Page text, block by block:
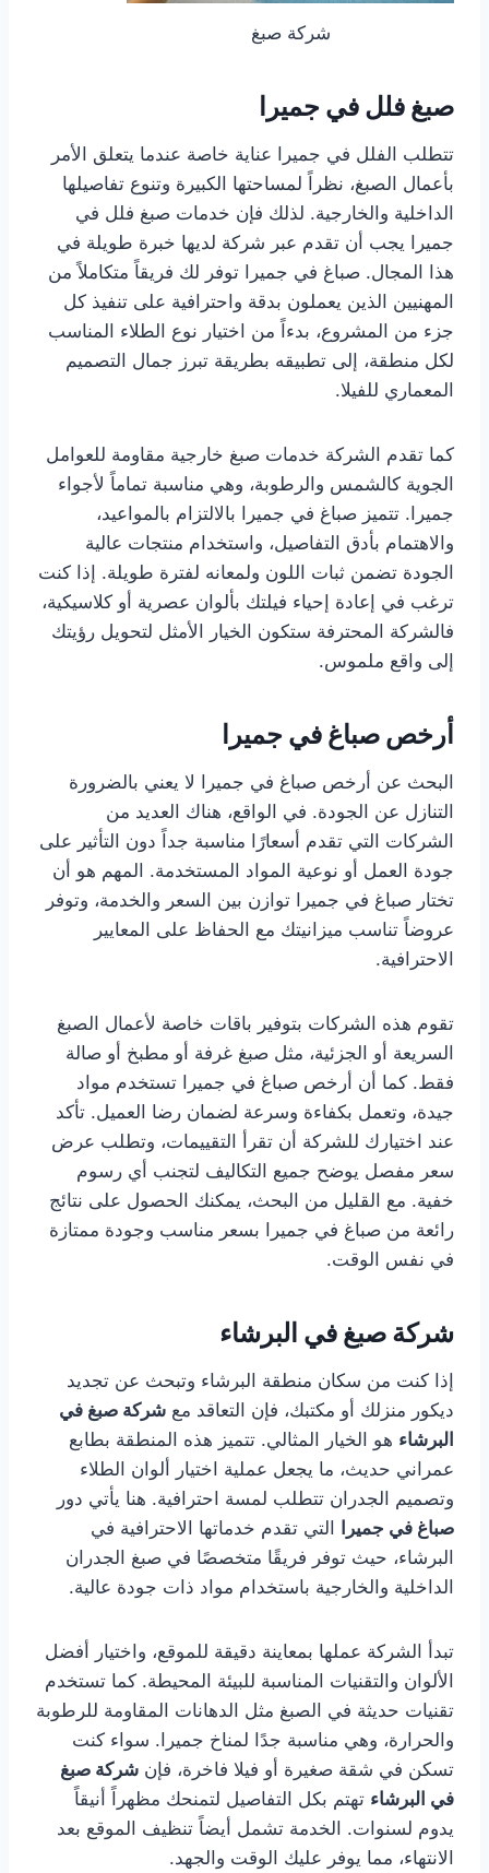
شركة صبغ
صبغ فلل في جميرا
تتطلب الفلل في جميرا عناية خاصة عندما يتعلق الأمر
بأعمال الصبغ، نظراً لمساحتها الكبيرة وتنوع تفاصيلها
الداخلية والخارجية. لذلك فإن خدمات صبغ فلل في
جميرا يجب أن تقدم عبر شركة لديها خبرة طويلة في
هذا المجال. صباغ في جميرا توفر لك فريقاً متكاملاً من
المهنيين الذين يعملون بدقة واحترافية على تنفيذ كل
جزء من المشروع، بدءاً من اختيار نوع الطلاء المناسب
لكل منطقة، إلى تطبيقه بطريقة تبرز جمال التصميم
المعماري للفيلا.
كما تقدم الشركة خدمات صبغ خارجية مقاومة للعوامل
الجوية كالشمس والرطوبة، وهي مناسبة تماماً لأجواء
جميرا. تتميز صباغ في جميرا بالالتزام بالمواعيد،
والاهتمام بأدق التفاصيل، واستخدام منتجات عالية
الجودة تضمن ثبات اللون ولمعانه لفترة طويلة. إذا كنت
ترغب في إعادة إحياء فيلتك بألوان عصرية أو كلاسيكية،
فالشركة المحترفة ستكون الخيار الأمثل لتحويل رؤيتك
إلى واقع ملموس.
أرخص صباغ في جميرا
البحث عن أرخص صباغ في جميرا لا يعني بالضرورة
التنازل عن الجودة. في الواقع، هناك العديد من
الشركات التي تقدم أسعارًا مناسبة جداً دون التأثير على
جودة العمل أو نوعية المواد المستخدمة. المهم هو أن
تختار صباغ في جميرا توازن بين السعر والخدمة، وتوفر
عروضاً تناسب ميزانيتك مع الحفاظ على المعايير
الاحترافية.
تقوم هذه الشركات بتوفير باقات خاصة لأعمال الصبغ
السريعة أو الجزئية، مثل صبغ غرفة أو مطبخ أو صالة
فقط. كما أن أرخص صباغ في جميرا تستخدم مواد
جيدة، وتعمل بكفاءة وسرعة لضمان رضا العميل. تأكد
عند اختيارك للشركة أن تقرأ التقييمات، وتطلب عرض
سعر مفصل يوضح جميع التكاليف لتجنب أي رسوم
خفية. مع القليل من البحث، يمكنك الحصول على نتائج
رائعة من صباغ في جميرا بسعر مناسب وجودة ممتازة
في نفس الوقت.
شركة صبغ في البرشاء
إذا كنت من سكان منطقة البرشاء وتبحث عن تجديد
ديكور منزلك أو مكتبك، فإن التعاقد مع شركة صبغ في
البرشاء هو الخيار المثالي. تتميز هذه المنطقة بطابع
عمراني حديث، ما يجعل عملية اختيار ألوان الطلاء
وتصميم الجدران تتطلب لمسة احترافية. هنا يأتي دور
صباغ في جميرا
التي تقدم خدماتها الاحترافية في
البرشاء، حيث توفر فريقًا متخصصًا في صبغ الجدران
الداخلية والخارجية باستخدام مواد ذات جودة عالية.
تبدأ الشركة عملها بمعاينة دقيقة للموقع، واختيار أفضل
الألوان والتقنيات المناسبة للبيئة المحيطة. كما تستخدم
تقنيات حديثة في الصبغ مثل الدهانات المقاومة للرطوبة
والحرارة، وهي مناسبة جدًا لمناخ جميرا. سواء كنت
تسكن في شقة صغيرة أو فيلا فاخرة، فإن شركة صبغ
في البرشاء تهتم بكل التفاصيل لتمنحك مظهراً أنيقاً
يدوم لسنوات. الخدمة تشمل أيضاً تنظيف الموقع بعد
الانتهاء، مما يوفر عليك الوقت والجهد.